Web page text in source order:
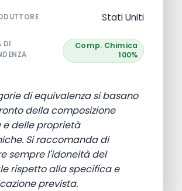
Stati Uniti
DI
Comp. Chimica
100%
di equivalenza si basano
della composizione
delle proprietà
Si raccomanda di
sempre l'idoneità del
rispetto alla specifica e
prevista.